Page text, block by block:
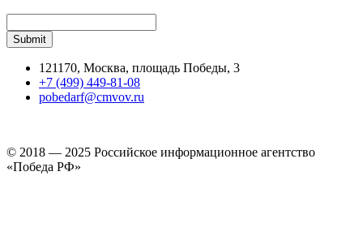
121170, Москва, площадь Победы, 3
+7 (499) 449-81-08
pobedarf@cmvov.ru
© 2018 — 2025 Российское информационное агентство
«Победа РФ»